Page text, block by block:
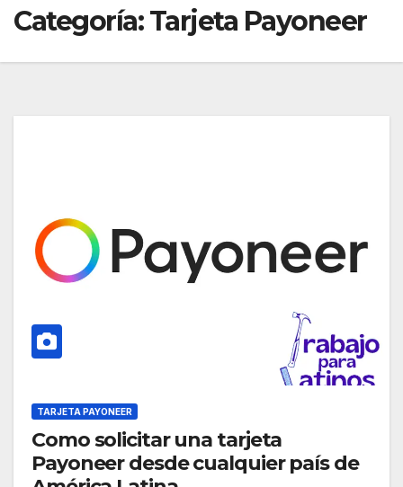
Categoría:Tarjeta Payoneer
TARJETA PAYONEER
Como solicitar una tarjeta
Payoneer desde cualquier país de